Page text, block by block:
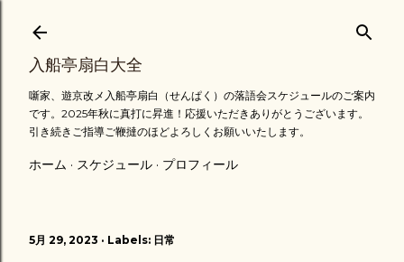
スキップしてメイン コンテンツに移動
入船亭扇白大全
噺家、遊京改メ入船亭扇白（せんぱく）の落語会スケジュールのご案内
です。2025年秋に真打に昇進！応援いただきありがとうございます。
引き続きご指導ご鞭撻のほどよろしくお願いいたします。
ホーム スケジュール プロフィール
5月 29, 2023 Labels: 日常